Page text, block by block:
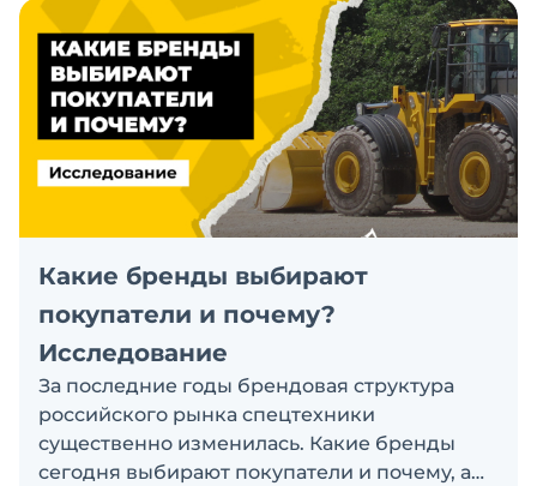
Какие бренды выбирают
покупатели и почему?
Исследование
За последние годы брендовая структура
российского рынка спецтехники
существенно изменилась. Какие бренды
сегодня выбирают покупатели и почему, а